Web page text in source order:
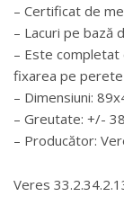
– Certificat de
– Lacuri pe bază
– Este
fixarea pe
– Dimensiuni:
– Greutate: +/-
– Producător:
Veres